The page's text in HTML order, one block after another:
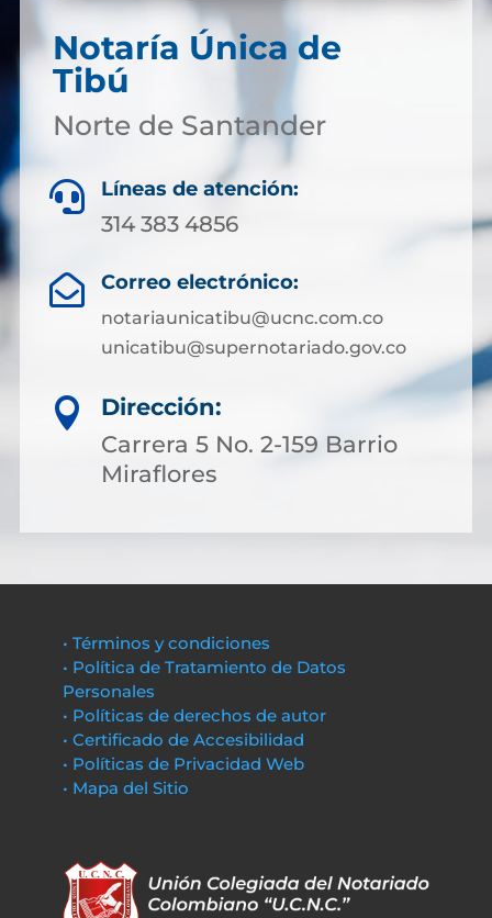
Notaría Única de
Tibú
Norte de Santander
 Líneas de atención:
314 383 4856
 Correo electrónico:
notariaunicatibu@ucnc.com.co
unicatibu@supernotariado.gov.co

Dirección:
Carrera 5 No. 2-159 Barrio
Miraflores
• Términos y condiciones
• Política de Tratamiento de Datos
Personales
• Políticas de derechos de autor
• Certificado de Accesibilidad
• Políticas de Privacidad Web
• Mapa del Sitio